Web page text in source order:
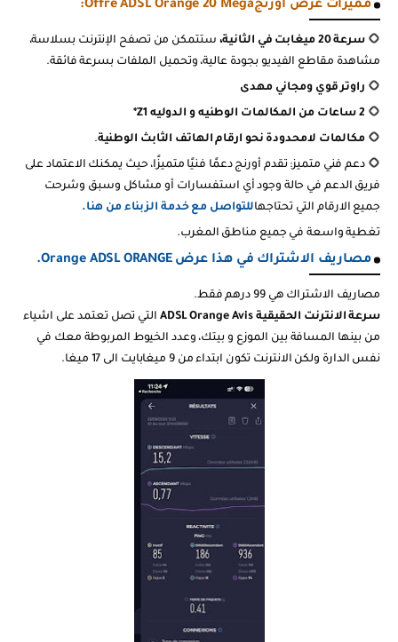
مميزات عرض اورنجOffre ADSL Orange 20 Méga :
سرعة 20 ميغابت في الثانية،
ستتمكن من تصفح الإنترنت بسلاسة،
مشاهدة مقاطع الفيديو بجودة عالية، وتحميل الملفات بسرعة فائقة.
راوتر قوي ومجاني مهدى
2 ساعات من المكالمات الوطنيه و الدوليه Z1*
مكالمات لامحدودة نحو ارقام الهاتف الثابث الوطنية.
دعم فني متميز: تقدم أورنج دعمًا فنيًا متميزًا، حيث يمكنك الاعتماد على
فريق الدعم في حالة وجود أي استفسارات أو مشاكل وسبق وشرحت
جميع الارقام التي تحتاجهاللتواصل مع خدمة الزبناء من هنا.
تغطية واسعة في جميع مناطق المغرب.
مصاريف الاشتراك في هذا عرض .Orange ADSL ORANGE
مصاريف الاشتراك هي 99 درهم فقط
.
سرعة الانترنت الحقيقية ADSL Orange Avis التي تصل تعتمد على اشياء
من بينها المسافة بين الموزع و بيتك، وعدد الخيوط المربوطة معك في
نفس الدارة ولكن الانترنت تكون ابتداء من 9 ميغابايت الى 17 ميغا .